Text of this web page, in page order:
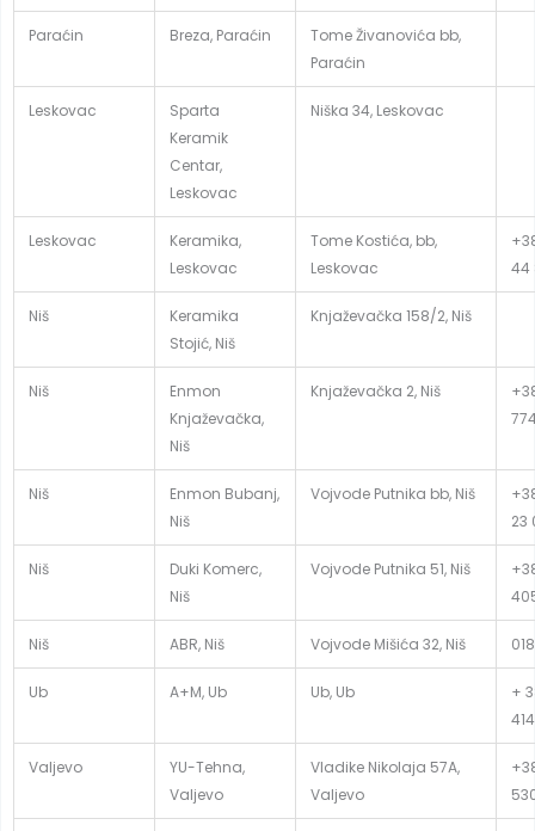
Paraćin Breza, Paraćin
Tome Živanovića bb,
Paraćin
Leskovac
Sparta
Keramik
Centar,
Leskovac
Niška 34, Leskovac
Leskovac
Keramika,
Leskovac
Tome Kostića, bb,
Leskovac
44
Niš
Keramika
Stojić, Niš
Knjaževačka 158/2, Niš
Niš
Enmon
Knjaževačka,
Niš
Knjaževačka 2, Niš
Niš
Enmon Bubanj,
Niš
Vojvode Putnika bb, Niš
23
Niš
Duki Komerc,
Niš
Vojvode Putnika 51, Niš
Niš ABR, Niš Vojvode Mišića 32, Niš
Ub A+M, Ub Ub, Ub
+
Valjevo
YU-Tehna,
Valjevo
Vladike Nikolaja 57A,
Valjevo